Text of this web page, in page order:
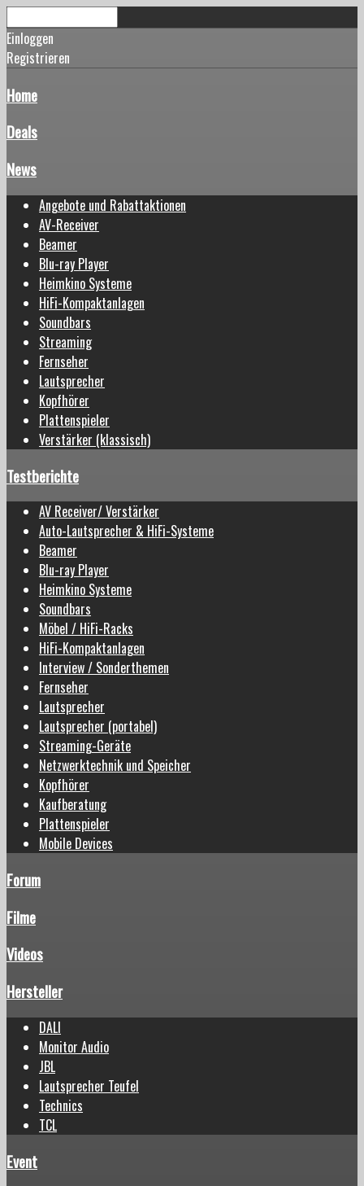
Einloggen
Registrieren
Home
Deals
News
Angebote und Rabattaktionen
AV-Receiver
Beamer
Blu-ray Player
Heimkino Systeme
HiFi-Kompaktanlagen
Soundbars
Streaming
Fernseher
Lautsprecher
Kopfhörer
Plattenspieler
Verstärker (klassisch)
Testberichte
AV Receiver/ Verstärker
Auto-Lautsprecher & HiFi-Systeme
Beamer
Blu-ray Player
Heimkino Systeme
Soundbars
Möbel / HiFi-Racks
HiFi-Kompaktanlagen
Interview / Sonderthemen
Fernseher
Lautsprecher
Lautsprecher (portabel)
Streaming-Geräte
Netzwerktechnik und Speicher
Kopfhörer
Kaufberatung
Plattenspieler
Mobile Devices
Forum
Filme
Videos
Hersteller
DALI
Monitor Audio
JBL
Lautsprecher Teufel
Technics
TCL
Event